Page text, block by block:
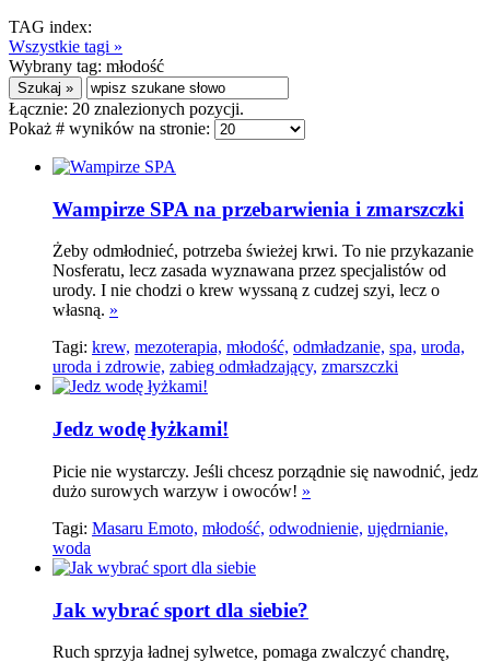
TAG index:
Wszystkie tagi »
Wybrany tag: młodość
Łącznie: 20 znalezionych pozycji.
Pokaż # wyników na stronie:
Wampirze SPA na przebarwienia i zmarszczki
Żeby odmłodnieć, potrzeba świeżej krwi. To nie przykazanie
Nosferatu, lecz zasada wyznawana przez specjalistów od
urody. I nie chodzi o krew wyssaną z cudzej szyi, lecz o
własną. »
Tagi: krew, mezoterapia, młodość, odmładzanie, spa, uroda,
uroda i zdrowie, zabieg odmładzający, zmarszczki
Jedz wodę łyżkami!
Picie nie wystarczy. Jeśli chcesz porządnie się nawodnić, jedz
dużo surowych warzyw i owoców! »
Tagi: Masaru Emoto, młodość, odwodnienie, ujędrnianie,
woda
Jak wybrać sport dla siebie?
Ruch sprzyja ładnej sylwetce, pomaga zwalczyć chandrę,